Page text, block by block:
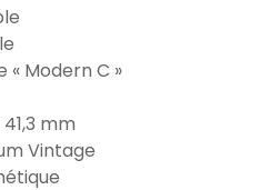
« Modern C »
mm
Vintage